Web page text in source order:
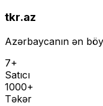
tkr.az
Azərbaycanın ən
7+
Satıcı
1000+
Təkər